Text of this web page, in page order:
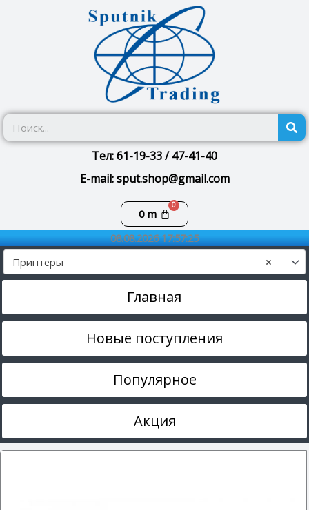
Тел: 61-19-33 / 47-41-40
E-mail: sput.shop@gmail.com
0m
Корзина
08.08.2026 17:57:25
×
Принтеры
Главная
Новые поступления
Популярное
Акция